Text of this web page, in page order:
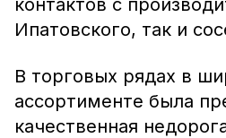
контактов с
Ипатовского, так и
В торговых рядах в
ассортименте была
качественная